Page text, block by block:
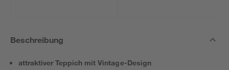
Beschreibung
attraktiver Teppich mit Vintage-Design